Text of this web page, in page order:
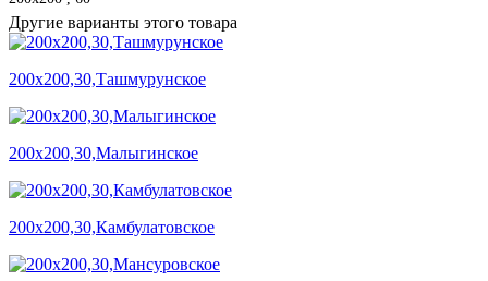
Другие варианты этого товара
200х200,30,Ташмурунское
200х200,30,Малыгинское
200х200,30,Камбулатовское